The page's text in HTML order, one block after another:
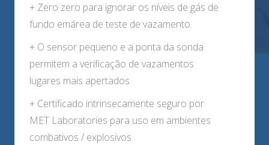
+ Zero zero para ignorar os níveis de gás de
fundo emárea de teste de vazamento.
+ O sensor pequeno e a ponta da sonda
permitem a verificação de vazamentos
lugares mais apertados.
+ Certificado intrinsecamente seguro por
MET Laboratories para uso em ambientes
combativos / explosivos